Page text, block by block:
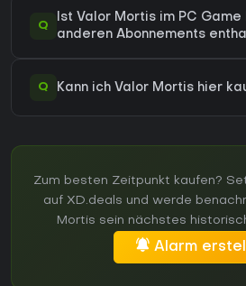
Q
Ist Valor Mortis im PC
anderen Abonnements
Q Kann ich Valor Mortis hier
Zum besten Zeitpunkt kaufen?
auf XD.deals und werde
Mortis sein nächstes
Alarm